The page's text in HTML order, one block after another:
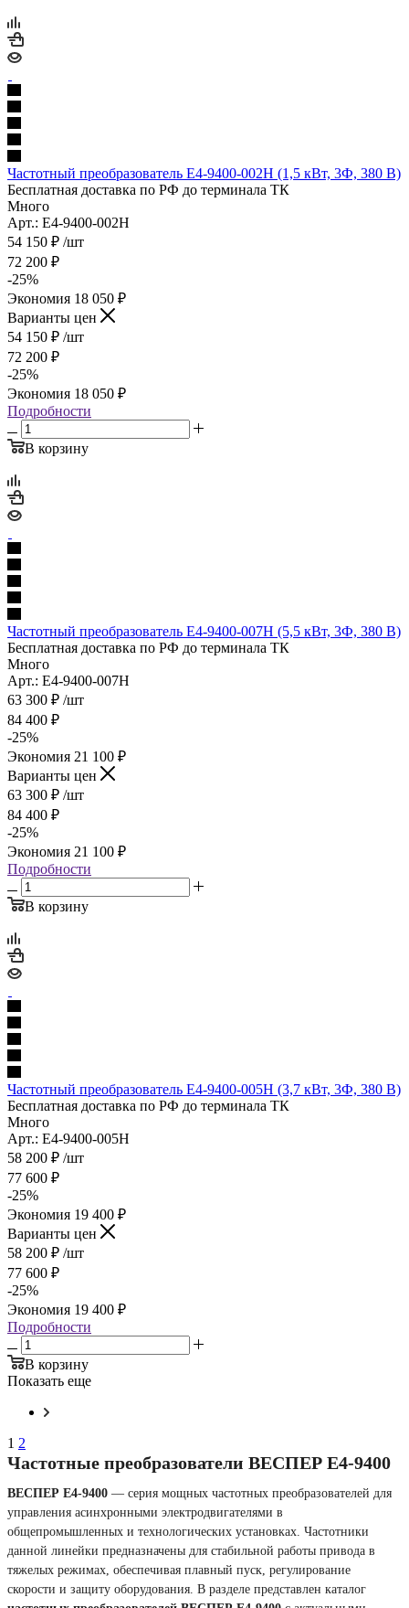
Частотный преобразователь E4-9400-002H (1,5 кВт, 3Ф, 380 В)
Бесплатная доставка по РФ до терминала ТК
Много
Арт.: E4-9400-002H
54 150 ₽ /шт
72 200 ₽
-25%
Экономия 18 050 ₽
Варианты цен
54 150 ₽ /шт
72 200 ₽
-25%
Экономия 18 050 ₽
Подробности
В корзину
Частотный преобразователь E4-9400-007H (5,5 кВт, 3Ф, 380 В)
Бесплатная доставка по РФ до терминала ТК
Много
Арт.: E4-9400-007H
63 300 ₽ /шт
84 400 ₽
-25%
Экономия 21 100 ₽
Варианты цен
63 300 ₽ /шт
84 400 ₽
-25%
Экономия 21 100 ₽
Подробности
В корзину
Частотный преобразователь E4-9400-005H (3,7 кВт, 3Ф, 380 В)
Бесплатная доставка по РФ до терминала ТК
Много
Арт.: E4-9400-005H
58 200 ₽ /шт
77 600 ₽
-25%
Экономия 19 400 ₽
Варианты цен
58 200 ₽ /шт
77 600 ₽
-25%
Экономия 19 400 ₽
Подробности
В корзину
Показать еще
1 2
Частотные преобразователи ВЕСПЕР E4-9400
ВЕСПЕР E4-9400 — серия мощных частотных преобразователей для
управления асинхронными электродвигателями в
общепромышленных и технологических установках. Частотники
данной линейки предназначены для стабильной работы привода в
тяжелых режимах, обеспечивая плавный пуск, регулирование
скорости и защиту оборудования. В разделе представлен каталог